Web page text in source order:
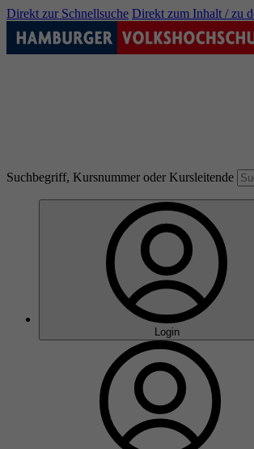
Direkt zur Schnellsuche Direkt zum Inhalt / zu
Suchbegriff, Kursnummer oder Kursleitende
Login